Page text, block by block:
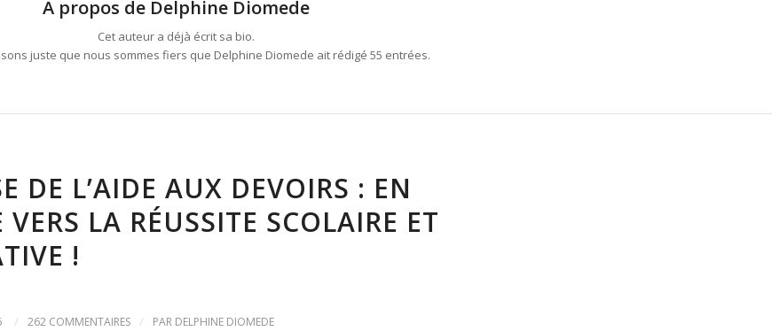
A propos de Delphine Diomede
Cet auteur a déjà écrit sa bio.
juste que nous sommes fiers que Delphine Diomede ait rédigé 55 entrées.
DE L’AIDE AUX DEVOIRS : EN
VERS LA RÉUSSITE SCOLAIRE ET
!
/ 262 COMMENTAIRES / PAR DELPHINE DIOMEDE